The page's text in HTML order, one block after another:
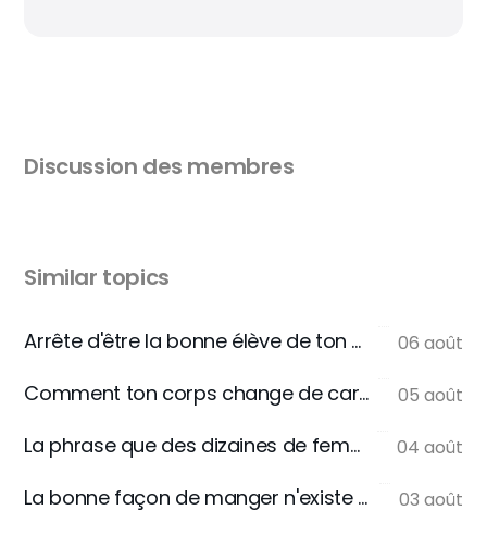
Discussion des membres
Similar topics
Arrête d'être la bonne élève de ton assiette 06 août
Comment ton corps change de carburant 05 août
La phrase que des dizaines de femmes m'écrivent 04 août
La bonne façon de manger n'existe pas 03 août